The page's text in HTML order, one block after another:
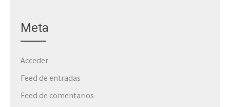
Meta
Acceder
Feed de entradas
Feed de comentarios